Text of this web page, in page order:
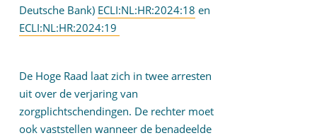
Deutsche Bank) ECLI:NL:HR:2024:18 en
ECLI:NL:HR:2024:19
De Hoge Raad laat zich in twee arresten
uit over de verjaring van
zorgplichtschendingen. De rechter moet
ook vaststellen wanneer de benadeelde